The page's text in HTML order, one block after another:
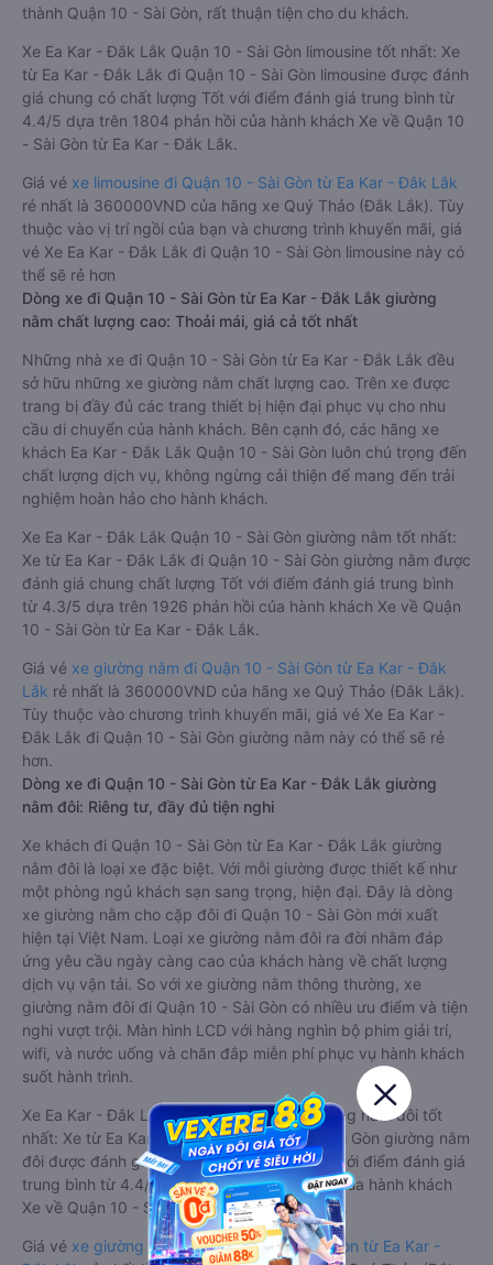
thành Quận 10 - Sài Gòn, rất thuận tiện cho du khách.
Xe Ea Kar - Đắk Lắk Quận 10 - Sài Gòn limousine tốt nhất: Xe
từ Ea Kar - Đắk Lắk đi Quận 10 - Sài Gòn limousine được đánh
giá chung có chất lượng Tốt với điểm đánh giá trung bình từ
4.4/5 dựa trên 1804 phản hồi của hành khách Xe về Quận 10
- Sài Gòn từ Ea Kar - Đắk Lắk.
Giá vé xe limousine đi Quận 10 - Sài Gòn từ Ea Kar - Đắk Lắk
rẻ nhất là 360000VND của hãng xe Quý Thảo (Đắk Lắk). Tùy
thuộc vào vị trí ngồi của bạn và chương trình khuyến mãi, giá
vé Xe Ea Kar - Đắk Lắk đi Quận 10 - Sài Gòn limousine này có
thể sẽ rẻ hơn
Dòng xe đi Quận 10 - Sài Gòn từ Ea Kar - Đắk Lắk giường
nằm chất lượng cao: Thoải mái, giá cả tốt nhất
Những nhà xe đi Quận 10 - Sài Gòn từ Ea Kar - Đắk Lắk đều
sở hữu những xe giường nằm chất lượng cao. Trên xe được
trang bị đầy đủ các trang thiết bị hiện đại phục vụ cho nhu
cầu di chuyển của hành khách. Bên cạnh đó, các hãng xe
khách Ea Kar - Đắk Lắk Quận 10 - Sài Gòn luôn chú trọng đến
chất lượng dịch vụ, không ngừng cải thiện để mang đến trải
nghiệm hoàn hảo cho hành khách.
Xe Ea Kar - Đắk Lắk Quận 10 - Sài Gòn giường nằm tốt nhất:
Xe từ Ea Kar - Đắk Lắk đi Quận 10 - Sài Gòn giường nằm được
đánh giá chung chất lượng Tốt với điểm đánh giá trung bình
từ 4.3/5 dựa trên 1926 phản hồi của hành khách Xe về Quận
10 - Sài Gòn từ Ea Kar - Đắk Lắk.
Giá vé xe giường nằm đi Quận 10 - Sài Gòn từ Ea Kar - Đắk
Lắk rẻ nhất là 360000VND của hãng xe Quý Thảo (Đắk Lắk).
Tùy thuộc vào chương trình khuyến mãi, giá vé Xe Ea Kar -
Đắk Lắk đi Quận 10 - Sài Gòn giường nằm này có thể sẽ rẻ
hơn.
Dòng xe đi Quận 10 - Sài Gòn từ Ea Kar - Đắk Lắk giường
nằm đôi: Riêng tư, đầy đủ tiện nghi
Xe khách đi Quận 10 - Sài Gòn từ Ea Kar - Đắk Lắk giường
nằm đôi là loại xe đặc biệt. Với mỗi giường được thiết kế như
một phòng ngủ khách sạn sang trọng, hiện đại. Đây là dòng
xe giường nằm cho cặp đôi đi Quận 10 - Sài Gòn mới xuất
hiện tại Việt Nam. Loại xe giường nằm đôi ra đời nhằm đáp
ứng yêu cầu ngày càng cao của khách hàng về chất lượng
dịch vụ vận tải. So với xe giường nằm thông thường, xe
giường nằm đôi đi Quận 10 - Sài Gòn có nhiều ưu điểm và tiện
nghi vượt trội. Màn hình LCD với hàng nghìn bộ phim giải trí,
wifi, và nước uống và chăn đắp miễn phí phục vụ hành khách
suốt hành trình.
Xe Ea Kar - Đắk Lắk Quận 10 - Sài Gòn giường nằm đôi tốt
nhất: Xe từ Ea Kar - Đắk Lắk đi Quận 10 - Sài Gòn giường nằm
đôi được đánh giá chung có chất lượng Tốt với điểm đánh giá
trung bình từ 4.4/5 dựa trên 1804 phản hồi của hành khách
Xe về Quận 10 - Sài Gòn từ Ea Kar - Đắk Lắk.
Giá vé xe giường nằm đôi đi Quận 10 - Sài Gòn từ Ea Kar -